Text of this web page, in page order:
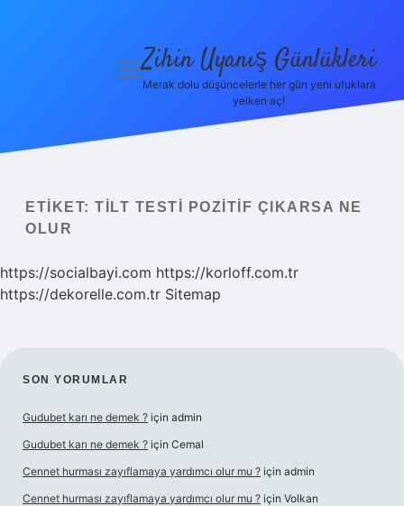
Politikası
Yasal Uyarı
menüyü
Zihin Uyanış Günlükleri
Merak dolu düşüncelerle her gün yeni ufuklara
yelken aç!
ETIKET: TILT TESTI POZITIF ÇIKARSA NE
OLUR
https://socialbayi.com https://korloff.com.tr
https://dekorelle.com.tr Sitemap
SIDEBAR
SON YORUMLAR
Gudubet karı ne demek ? için admin
Gudubet karı ne demek ? için Cemal
Cennet hurması zayıflamaya yardımcı olur mu ? için admin
Cennet hurması zayıflamaya yardımcı olur mu ? için Volkan